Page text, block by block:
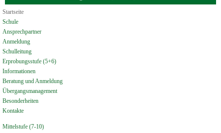
Startseite
Schule
Ansprechpartner
Anmeldung
Schulleitung
Erprobungsstufe (5+6)
Informationen
Beratung und Anmeldung
Übergangsmanagement
Besonderheiten
Kontakte
Mittelstufe (7-10)